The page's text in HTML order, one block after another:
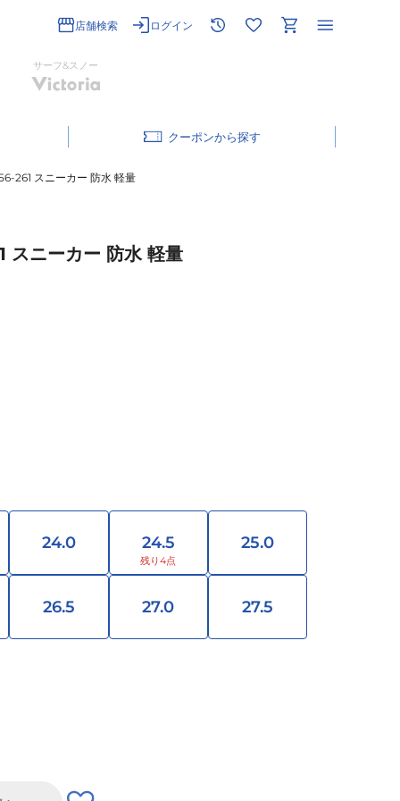
店舗検索 ログイン
サーフ&スノー
クーポン
261 スニーカー 防水 軽量
スニーカー 防水 軽量
24.0 24.5 25.0
26.5 27.0 27.5